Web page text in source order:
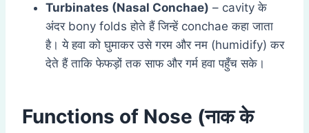
Turbinates (Nasal Conchae) – cavity के
अंदर bony folds होते हैं जिन्हें conchae कहा जाता
है। ये हवा को घुमाकर उसे गरम और नम (humidify) कर
देते हैं ताकि फेफड़ों तक साफ और गर्म हवा पहुँच सके।
Functions of Nose (नाक के